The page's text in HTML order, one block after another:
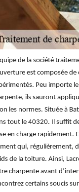
de la société
est composée
Peu importe
ils sauront
les normes. Située à
tout le 40320. Il suffit
en charge rapidement.
qui, régulièrement,
de la toiture. Ainsi,
charpente avant
certains soucis